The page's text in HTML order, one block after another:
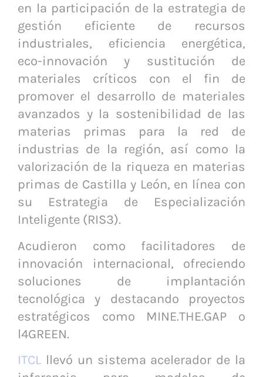
en la participación de la estrategia de
gestión eficiente de recursos
industriales, eficiencia energética,
eco-innovación y sustitución de
materiales críticos con el fin de
promover el desarrollo de materiales
avanzados y la sostenibilidad de las
materias primas para la red de
industrias de la región, así como la
valorización de la riqueza en materias
primas de Castilla y León, en línea con
su Estrategia de Especialización
Inteligente (RIS3).
Acudieron como facilitadores de
innovación internacional, ofreciendo
soluciones de implantación
tecnológica y destacando proyectos
estratégicos como MINE.THE.GAP o
l4GREEN.
ITCL llevó un sistema acelerador de la